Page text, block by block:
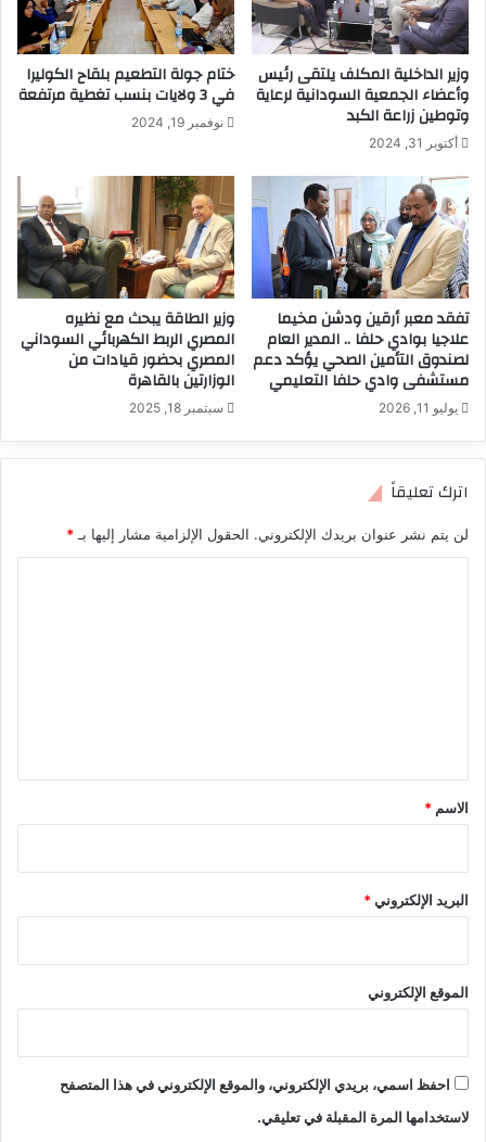
وزير الداخلية المكلف يلتقى رئيس
وأعضاء الجمعية السودانية لرعاية
وتوطين زراعة الكبد
أكتوبر 31, 2024
ختام جولة التطعيم بلقاح الكوليرا
في 3 ولايات بنسب تغطية مرتفعة
نوفمبر 19, 2024
تفقد معبر أرقين ودشن مخيما
علاجيا بوادي حلفا .. المدير العام
لصندوق التأمين الصحي يؤكد دعم
مستشفى وادي حلفا التعليمي
يوليو 11, 2026
وزير الطاقة يبحث مع نظيره
المصري الربط الكهربائي السوداني
المصري بحضور قيادات من
الوزارتين بالقاهرة
سبتمبر 18, 2025
اترك تعليقاً
لن يتم نشر عنوان بريدك الإلكتروني. الحقول الإلزامية مشار إليها بـ *
*
الاسم *
البريد الإلكتروني*
الموقع الإلكتروني
احفظ اسمي، بريدي الإلكتروني، والموقع الإلكتروني في هذا المتصفح
لاستخدامها المرة المقبلة في تعليقي.